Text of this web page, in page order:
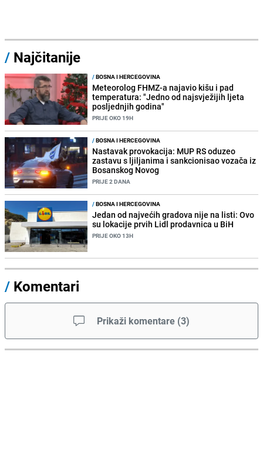
/ Najčitanije
/BOSNA I HERCEGOVINA
Meteorolog FHMZ-a najavio kišu i pad
temperatura: "Jedno od najsvježijih ljeta
posljednjih godina"
PRIJE OKO 19H
/BOSNA I HERCEGOVINA
Nastavak provokacija: MUP RS oduzeo
zastavu s ljiljanima i sankcionisao vozača iz
Bosanskog Novog
PRIJE 2 DANA
/BOSNA I HERCEGOVINA
Jedan od najvećih gradova nije na listi: Ovo
su lokacije prvih Lidl prodavnica u BiH
PRIJE OKO 13H
/ Komentari
Prikaži komentare (3)